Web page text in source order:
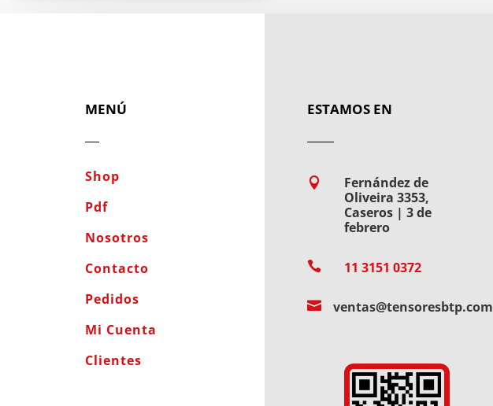
MENÚ
Shop
Pdf
Nosotros
Contacto
Pedidos
Mi Cuenta
Clientes
ESTAMOS EN

Fernández de
Oliveira 3353,
Caseros | 3 de
febrero
 11 3151 0372
 ventas@tensoresbtp.com